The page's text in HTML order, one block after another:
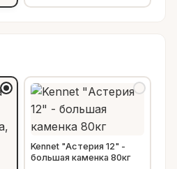
Kennet "Астерия 12" -
большая каменка 80кг